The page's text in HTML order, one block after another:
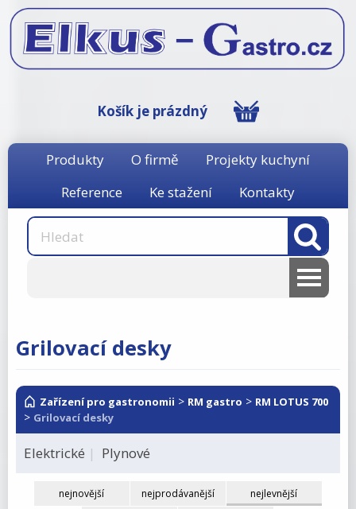
Košík je prázdný
Produkty O firmě
Projekty kuchyní
Reference
Ke stažení Kontakty
RM gastro
RM LOTUS 700
RM LOTUS 900
Roboty, příprava masa a zeleniny
Pizza program
Grilovací desky
Zařízení pro gastronomii > RM gastro > RM LOTUS 700
> Grilovací desky
Elektrické Plynové
nejnovější nejprodávanější
nejlevnější